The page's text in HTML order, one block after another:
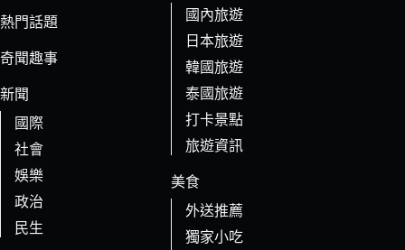
的
果
熱門話題
奇聞趣事
新聞
國際
社會
娛樂
政治
民生
國內旅遊
日本旅遊
韓國旅遊
泰國旅遊
打卡景點
旅遊資訊
美食
外送推薦
獨家小吃